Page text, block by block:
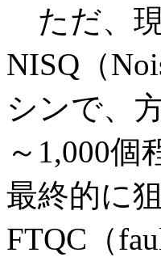
ただ、
NISQ（
シンで、
～1,000
最終的に
FTQC（